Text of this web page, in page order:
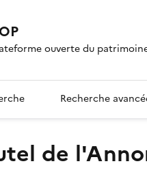
ouverte du
Recherche
de